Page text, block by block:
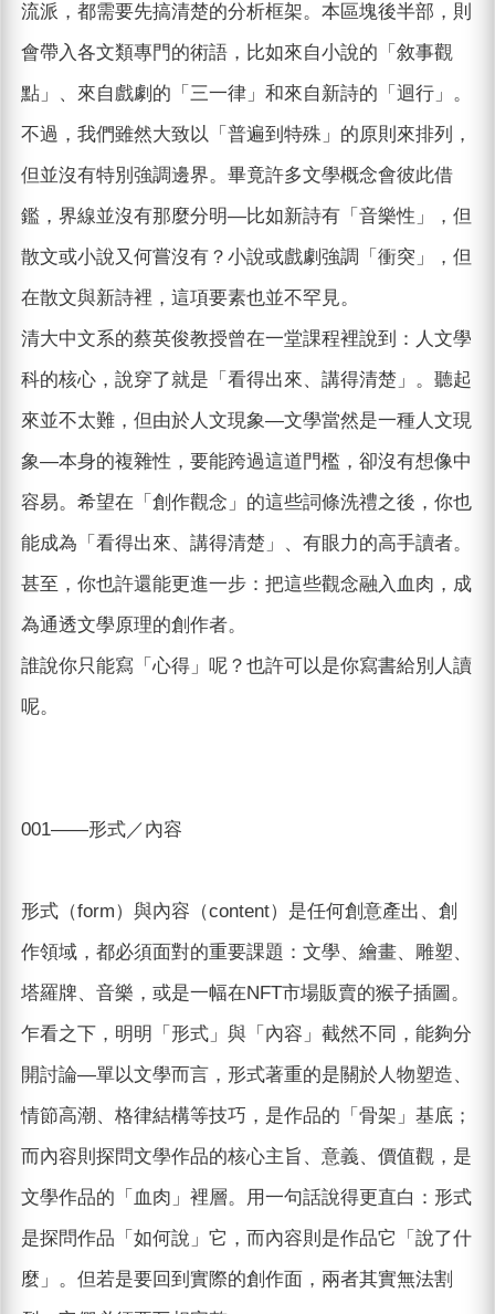
流派，都需要先搞清楚的分析框架。本區塊後半部，則
會帶入各文類專門的術語，比如來自小說的「敘事觀
點」、來自戲劇的「三一律」和來自新詩的「迴行」。
不過，我們雖然大致以「普遍到特殊」的原則來排列，
但並沒有特別強調邊界。畢竟許多文學概念會彼此借
鑑，界線並沒有那麼分明—比如新詩有「音樂性」，但
散文或小說又何嘗沒有？小說或戲劇強調「衝突」，但
在散文與新詩裡，這項要素也並不罕見。
清大中文系的蔡英俊教授曾在一堂課程裡說到：人文學
科的核心，說穿了就是「看得出來、講得清楚」。聽起
來並不太難，但由於人文現象—文學當然是一種人文現
象—本身的複雜性，要能跨過這道門檻，卻沒有想像中
容易。希望在「創作觀念」的這些詞條洗禮之後，你也
能成為「看得出來、講得清楚」、有眼力的高手讀者。
甚至，你也許還能更進一步：把這些觀念融入血肉，成
為通透文學原理的創作者。
誰說你只能寫「心得」呢？也許可以是你寫書給別人讀
呢。
001——形式／內容
形式（form）與內容（content）是任何創意產出、創
作領域，都必須面對的重要課題：文學、繪畫、雕塑、
塔羅牌、音樂，或是一幅在NFT市場販賣的猴子插圖。
乍看之下，明明「形式」與「內容」截然不同，能夠分
開討論—單以文學而言，形式著重的是關於人物塑造、
情節高潮、格律結構等技巧，是作品的「骨架」基底；
而內容則探問文學作品的核心主旨、意義、價值觀，是
文學作品的「血肉」裡層。用一句話說得更直白：形式
是探問作品「如何說」它，而內容則是作品它「說了什
麼」。但若是要回到實際的創作面，兩者其實無法割